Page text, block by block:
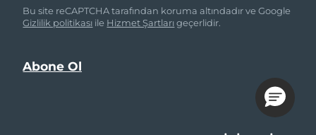
Bu site reCAPTCHA tarafından koruma altındadır ve Google
Gizlilik politikası ile Hizmet Şartlarıgeçerlidir.